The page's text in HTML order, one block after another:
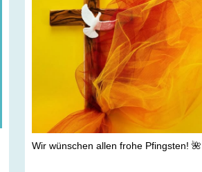
Wir wünschen allen frohe Pfingsten! 🌺